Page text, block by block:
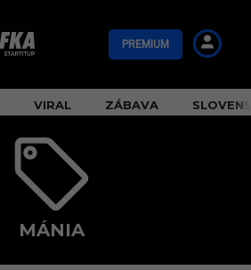
PREMIUM
VIRAL ZÁBAVA
MÁNIA